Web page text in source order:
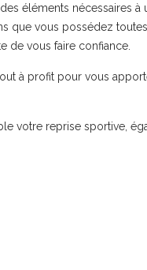
éléments nécessaires
que vous possédez
de vous faire confiance.
à profit pour vous
votre reprise sportive,